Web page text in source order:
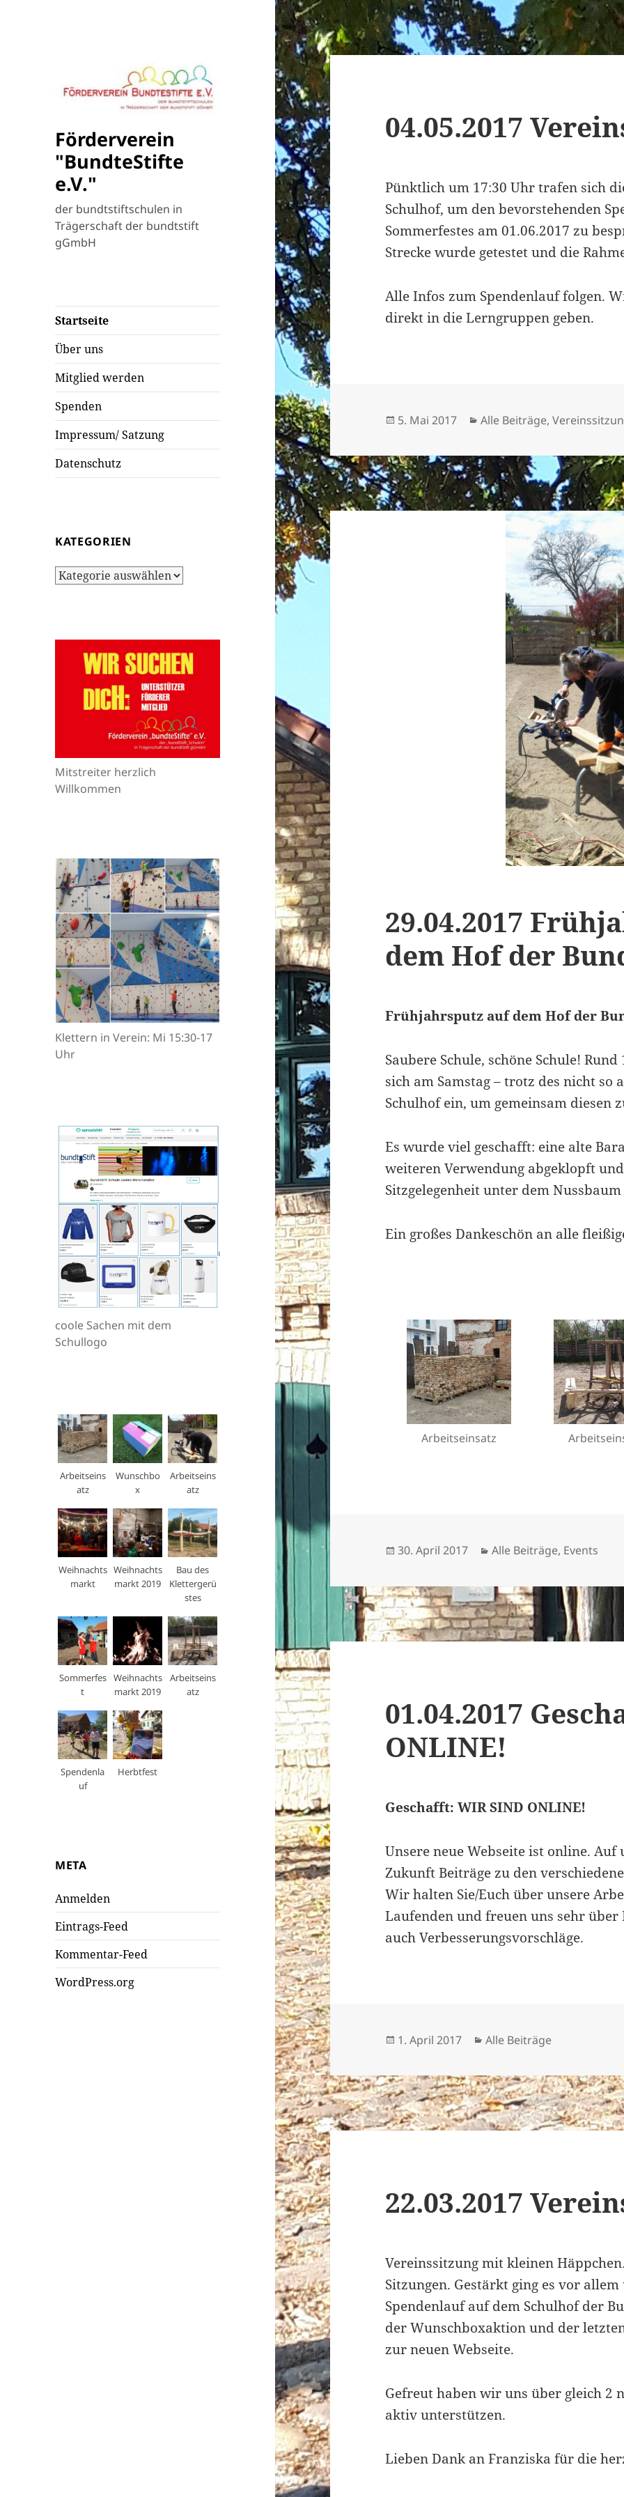
Förderverein
"BundteStifte
e.V."
der bundtstiftschulen in
Trägerschaft der bundtstift
gGmbH
Startseite
Über uns
Mitglied werden
Spenden
Impressum/ Satzung
Datenschutz
KATEGORIEN
Kategorien
Mitstreiter herzlich
Willkommen
Klettern in Verein: Mi 15:30-17
Uhr
coole Sachen mit dem
Schullogo
Arbeitseins
atz
Wunschbo
x
Arbeitseins
atz
Weihnachts
markt
Weihnachts
markt 2019
Bau des
Klettergerü
stes
Sommerfes
t
Weihnachts
markt 2019
Arbeitseins
atz
Spendenla
uf
Herbtfest
META
Anmelden
Eintrags-Feed
Kommentar-Feed
WordPress.org
04.05.2017
Pünktlich um 17:30 Uhr trafen sich
Schulhof, um den bevorstehenden
Sommerfestes am 01.06.2017 zu
Strecke wurde getestet und die
Alle Infos zum Spendenlauf folgen.
direkt in die Lerngruppen geben.
Veröffentlicht
5. Mai 2017 Kategorien
Alle Beiträge,
29.04.2017
dem Hof der
Frühjahrsputz auf dem Hof der
Saubere Schule, schöne Schule!
sich am Samstag – trotz des nicht so
Schulhof ein, um gemeinsam diesen
Es wurde viel geschafft: eine alte
weiteren Verwendung abgeklopft
Sitzgelegenheit unter dem
Ein großes Dankeschön an alle
Arbeitseinsatz
Veröffentlicht
30. April 2017 Kategorien
Alle Beiträge, Events
01.04.2017
ONLINE!
Geschafft: WIR SIND ONLINE!
Unsere neue Webseite ist online.
Zukunft Beiträge zu den
Wir halten Sie/Euch über unsere
Laufenden und freuen uns sehr
auch Verbesserungsvorschläge.
Veröffentlicht
1. April 2017 Kategorien
Alle Beiträge
22.03.2017
Vereinssitzung mit kleinen
Sitzungen. Gestärkt ging es vor
Spendenlauf auf dem Schulhof der
der Wunschboxaktion und der
zur neuen Webseite.
Gefreut haben wir uns über gleich 2
aktiv unterstützen.
Lieben Dank an Franziska für die